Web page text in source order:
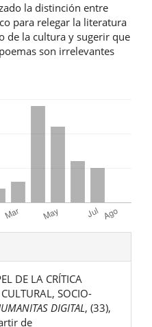
la distinción entre
para relegar la literatura
de la cultura y sugerir que
son irrelevantes
DE LA CRÍTICA
SOCIO-
DIGITAL, (33),
de